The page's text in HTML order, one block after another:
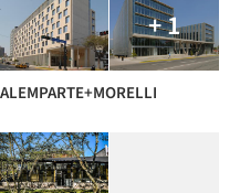
+ 1
ALEMPARTE+MORELLI